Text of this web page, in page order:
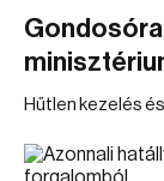
Hűtlen kezelés